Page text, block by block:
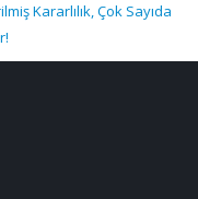
Kararlılık, Çok Sayıda